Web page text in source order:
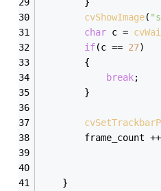
cvShowImage(
char c =
if(c == 27)
		{
break;
		}
frame_count
	}